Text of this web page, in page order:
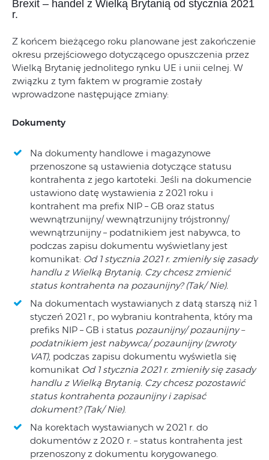
Brexit – handel z Wielką Brytanią od stycznia 2021
r.
Z końcem bieżącego roku planowane jest zakończenie
okresu przejściowego dotyczącego opuszczenia przez
Wielką Brytanię jednolitego rynku UE i unii celnej. W
związku z tym faktem w programie zostały
wprowadzone następujące zmiany:
Dokumenty
Na dokumenty handlowe i magazynowe
przenoszone są ustawienia dotyczące statusu
kontrahenta z jego kartoteki. Jeśli na dokumencie
ustawiono datę wystawienia z 2021 roku i
kontrahent ma prefix NIP – GB oraz status
wewnątrzunijny/ wewnątrzunijny trójstronny/
wewnątrzunijny – podatnikiem jest nabywca, to
podczas zapisu dokumentu wyświetlany jest
komunikat: Od 1 stycznia 2021 r. zmieniły się zasady
handlu z Wielką Brytanią. Czy chcesz zmienić
status kontrahenta na pozaunijny? (Tak/ Nie).
Na dokumentach wystawianych z datą starszą niż 1
styczeń 2021 r., po wybraniu kontrahenta, który ma
prefiks NIP – GB i status pozaunijny/ pozaunijny –
podatnikiem jest nabywca/ pozaunijny (zwroty
VAT), podczas zapisu dokumentu wyświetla się
komunikat Od 1 stycznia 2021 r. zmieniły się zasady
handlu z Wielką Brytanią. Czy chcesz pozostawić
status kontrahenta pozaunijny i zapisać
dokument? (Tak/ Nie).
Na korektach wystawianych w 2021 r. do
dokumentów z 2020 r. – status kontrahenta jest
przenoszony z dokumentu korygowanego.